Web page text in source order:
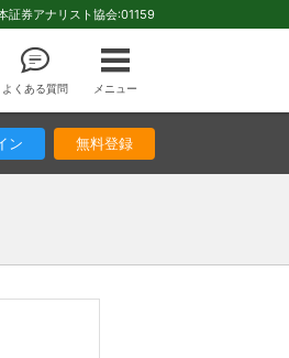
証券アナリスト協会:01159
よくある質問 メニュー
ン 無料登録